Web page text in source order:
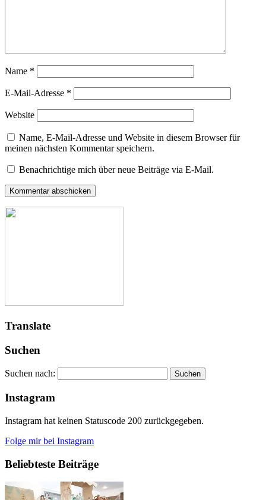
Name *
E-Mail-Adresse *
Website
Name, E-Mail-Adresse und Website in diesem Browser für
meinen nächsten Kommentar speichern.
Benachrichtige mich über neue Beiträge via E-Mail.
Translate
Suchen
Suchen nach:
Instagram
Instagram hat keinen Statuscode 200 zurückgegeben.
Folge mir bei Instagram
Beliebteste Beiträge